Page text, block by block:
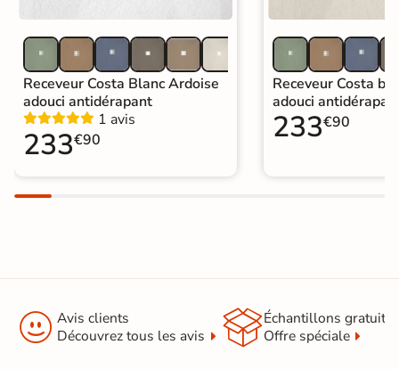
Receveur Costa Blanc Ardoise
adouci antidérapant
1 avis
233€90
Receveur Costa
adouci
233€90
 Avis clients
Découvrez tous les avis
Échantillons gratuit
Offre spéciale